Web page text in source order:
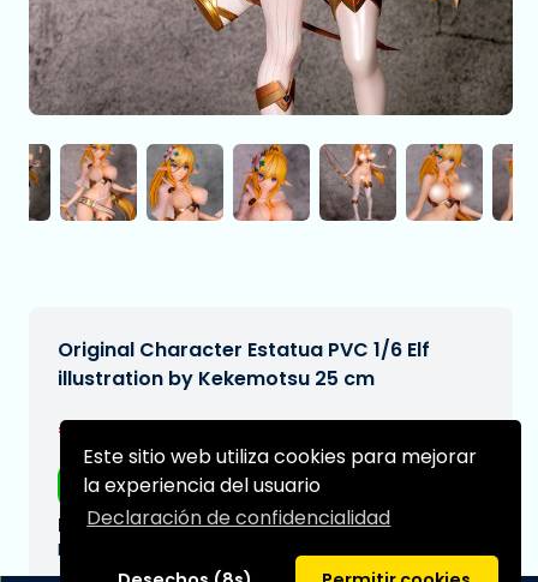
Este sitio web utiliza cookies para mejorar
la experiencia del usuario
Declaración de confidencialidad
Original Character Estatua PVC 1/6 Elf
illustration by Kekemotsu 25 cm
€244,95
Envío gratis
Fecha de entrega prevista:
N/A